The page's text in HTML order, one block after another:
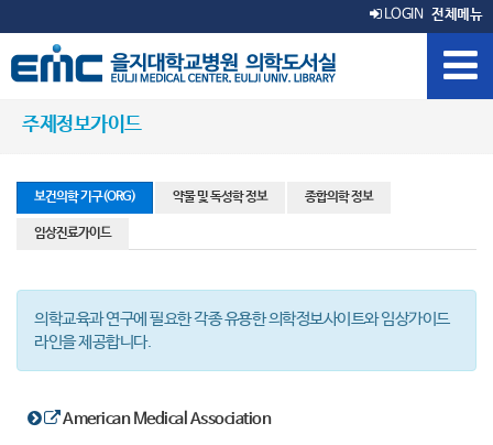
LOGIN 전체메뉴
주제정보가이드
보건의학 기구(ORG) 약물 및 독성학 정보 종합의학 정보
임상진료가이드
의학교육과 연구에 필요한 각종 유용한 의학정보사이트와 임상가이드
라인을 제공합니다.
American Medical Association